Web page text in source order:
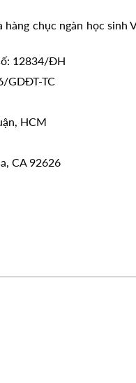
chục ngàn học
12834/ĐH
GDĐT-TC
HCM
CA 92626